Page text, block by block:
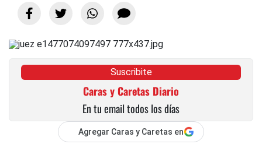
Suscribite
Caras y Caretas Diario
En tu email todos los días
Agregar Caras y Caretas en